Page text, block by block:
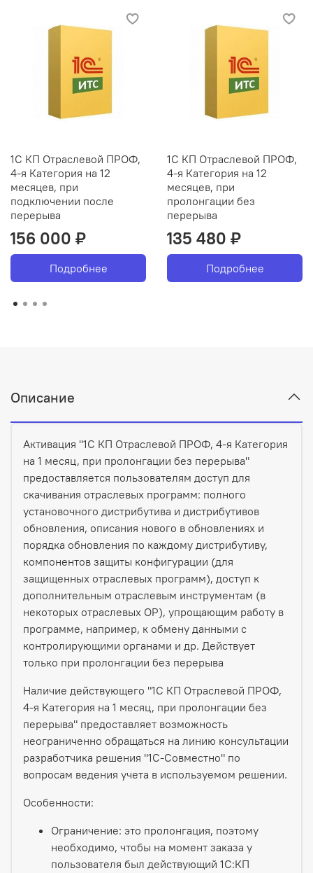
1С КП Отраслевой ПРОФ,
4-я Категория на 12
месяцев, при
подключении после
перерыва
156 000 ₽
Подробнее
1С КП Отраслевой ПРОФ,
4-я Категория на 12
месяцев, при
пролонгации без
перерыва
135 480 ₽
Подробнее
Описание
Активация "1С КП Отраслевой ПРОФ, 4-я Категория
на 1 месяц, при пролонгации без перерыва"
предоставляется пользователям доступ для
скачивания отраслевых программ: полного
установочного дистрибутива и дистрибутивов
обновления, описания нового в обновлениях и
порядка обновления по каждому дистрибутиву,
компонентов защиты конфигурации (для
защищенных отраслевых программ), доступ к
дополнительным отраслевым инструментам (в
некоторых отраслевых ОР), упрощающим работу в
программе, например, к обмену данными с
контролирующими органами и др. Действует
только при пролонгации без перерыва
Наличие действующего "1С КП Отраслевой ПРОФ,
4-я Категория на 1 месяц, при пролонгации без
перерыва" предоставляет возможность
неограниченно обращаться на линию консультации
разработчика решения "1С-Совместно" по
вопросам ведения учета в используемом решении.
Особенности:
Ограничение: это пролонгация, поэтому
необходимо, чтобы на момент заказа у
пользователя был действующий 1С:КП